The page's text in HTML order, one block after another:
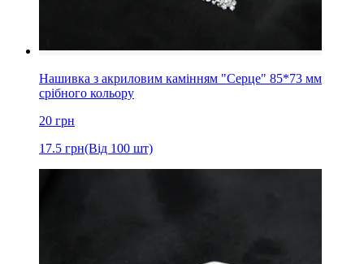
Нашивка з акриловим камінням "Серце" 85*73 мм
срібного кольору
20 грн
17.5 грн(Від 100 шт)